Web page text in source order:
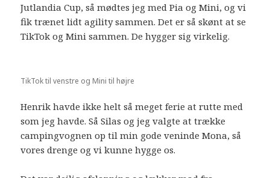
Jutlandia Cup, så mødtes jeg med Pia og Mini, og vi
fik trænet lidt agility sammen. Det er så skønt at se
TikTok og Mini sammen. De hygger sig virkelig.
TikTok til venstre og Mini til højre
Henrik havde ikke helt så meget ferie at rutte med
som jeg havde. Så Silas og jeg valgte at trække
campingvognen op til min gode veninde Mona, så
vores drenge og vi kunne hygge os.